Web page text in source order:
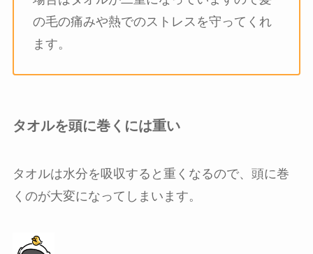
の毛の痛みや熱でのストレスを守ってくれ
ます。
タオルを頭に巻くには重い
タオルは水分を吸収すると重くなるので、頭に巻
くのが大変になってしまいます。